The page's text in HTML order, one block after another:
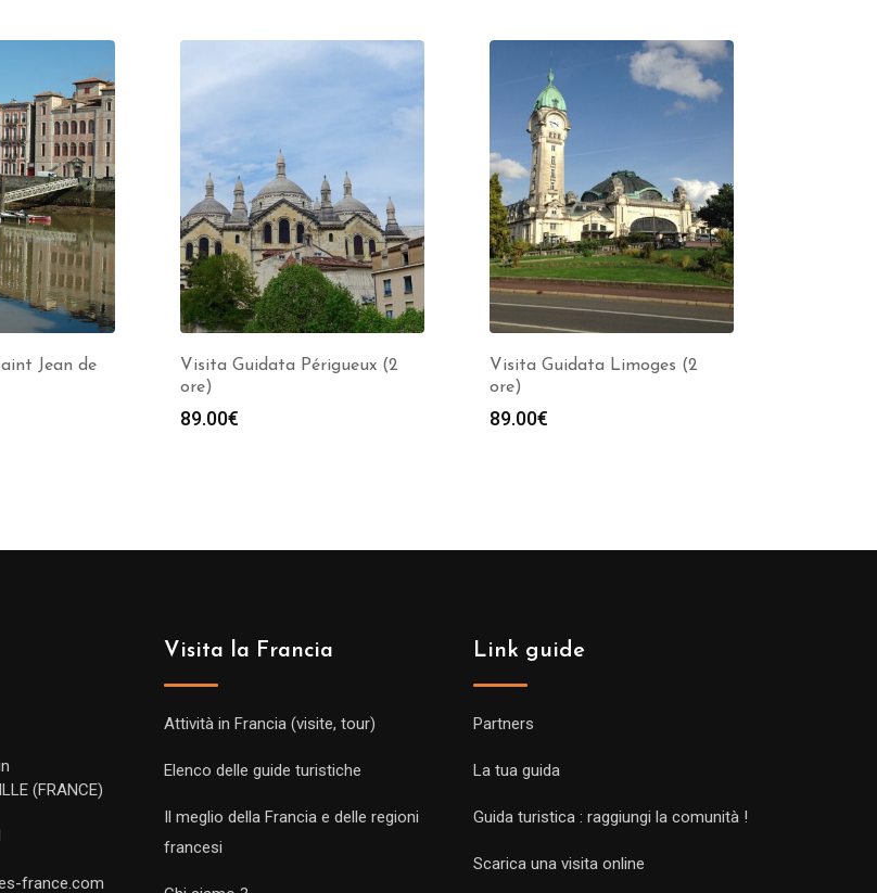
Jean de
Visita Guidata Périgueux (2
ore)
89.00€
Visita Guidata Limoges (2
ore)
89.00€
(FRANCE)
france.com
Visita la Francia
Attività in Francia (visite, tour)
Elenco delle guide turistiche
Il meglio della Francia e delle regioni
francesi
Link guide
Partners
La tua guida
Guida turistica : raggiungi la comunità !
Scarica una visita online